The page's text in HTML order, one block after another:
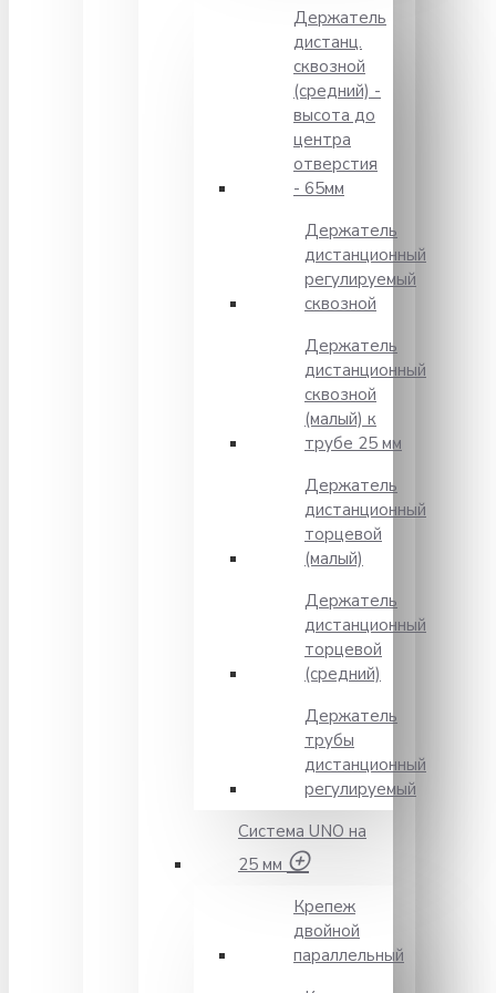
Держатель
дистанц.
сквозной
(средний) -
высота до
центра
отверстия
- 65мм
Держатель
дистанционный
регулируемый
сквозной
Держатель
дистанционный
сквозной
(малый) к
трубе 25 мм
Держатель
дистанционный
торцевой
(малый)
Держатель
дистанционный
торцевой
(средний)
Держатель
трубы
дистанционный
регулируемый
Система UNO на
25 мм
Крепеж
двойной
параллельный